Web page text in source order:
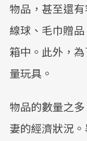
物品，甚至還
線球、毛巾贈
箱中。此外，
量玩具。
物品的數量之
妻的經濟狀況